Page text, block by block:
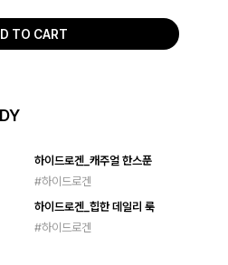
TO CART
하이드로겐_캐주얼 한스푼
#하이드로겐
하이드로겐_힙한 데일리 룩
#하이드로겐